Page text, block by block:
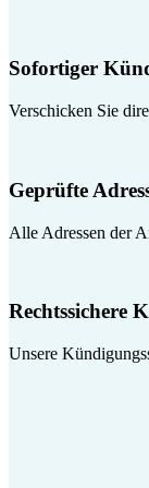
Sofortiger
Verschicken Sie
Geprüfte
Alle Adressen der
Rechtssichere
Unsere